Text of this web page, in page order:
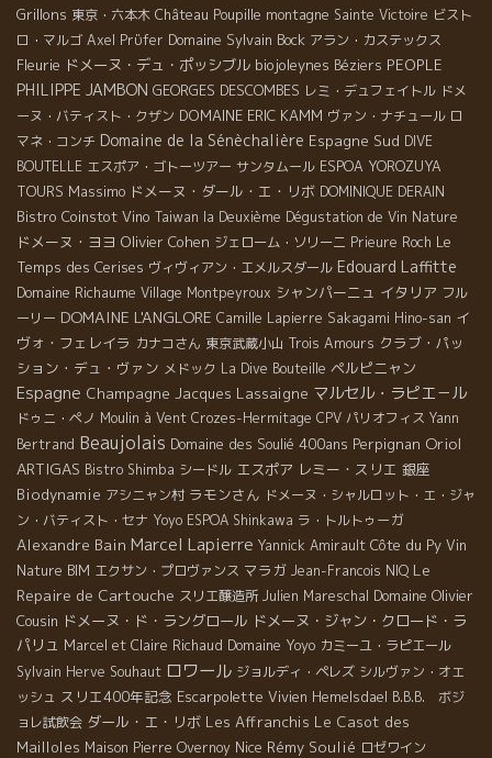
Grillons 東京・六本木 Château Poupille montagne Sainte Victoire ビスト
ロ・マルゴ Axel Prϋfer Domaine Sylvain Bock アラン・カステックス
Fleurie ドメーヌ・デュ・ポッシブル biojoleynes Béziers PEOPLE
PHILIPPE JAMBON GEORGES DESCOMBES レミ・デュフェイトル ドメ
ーヌ・バティスト・クザン DOMAINE ERIC KAMM ヴァン・ナチュール ロ
マネ・コンチ Domaine de la Sénèchalière Espagne Sud DIVE
BOUTELLE エスポア・ゴトーツアー サンタムール ESPOA YOROZUYA
TOURS Massimo ドメーヌ・ダール・エ・リボ DOMINIQUE DERAIN
Bistro Coinstot Vino Taiwan la Deuxième Dégustation de Vin Nature
ドメーヌ・ヨヨ Olivier Cohen ジェローム・ソリーニ Prieure Roch Le
Temps des Cerises ヴィヴィアン・エメルスダール Edouard Laffitte
Domaine Richaume Village Montpeyroux シャンパーニュ イタリア フル
ーリー DOMAINE L'ANGLORE Camille Lapierre Sakagami Hino-san イ
ヴォ・フェレイラ カナコさん 東京武蔵小山 Trois Amours クラブ・パッ
ション・デュ・ヴァン メドック La Dive Bouteille ペルピニャン
Espagne Champagne Jacques Lassaigne マルセル・ラピエ－ル
ドゥニ・ペノ Moulin à Vent Crozes-Hermitage CPV パリオフィス Yann
Bertrand Beaujolais Domaine des Soulié 400ans Perpignan Oriol
ARTIGAS Bistro Shimba シードル エスポア レミー・スリエ 銀座
Biodynamie アシニャン村 ラモンさん ドメーヌ・シャルロット・エ・ジャ
ン・バティスト・セナ Yoyo ESPOA Shinkawa ラ・トルトゥーガ
Alexandre Bain Marcel Lapierre Yannick Amirault Côte du Py Vin
Nature BIM エクサン・プロヴァンス マラガ Jean-Francois NIQ Le
Repaire de Cartouche スリエ醸造所 Julien Mareschal Domaine Olivier
Cousin ドメーヌ・ド・ラングロール ドメーヌ・ジャン・クロード・ラ
パリュ Marcel et Claire Richaud Domaine Yoyo カミーユ・ラピエール
Sylvain Herve Souhaut ロワール ジョルディ・ペレズ シルヴァン・オエ
ッシュ スリエ400年記念 Escarpolette Vivien Hemelsdael B.B.B. ボジ
ョレ試飲会 ダール・エ・リボ Les Affranchis Le Casot des
Mailloles Maison Pierre Overnoy Nice Rémy Soulié ロゼワイン